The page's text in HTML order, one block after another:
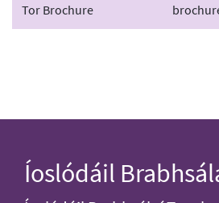
Tor Brochure
Íoslódáil